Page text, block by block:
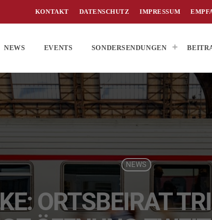
KONTAKT DATENSCHUTZ IMPRESSUM
NEWS EVENTS SONDERSENDUNGEN
NEWS
ORTSBEIRAT